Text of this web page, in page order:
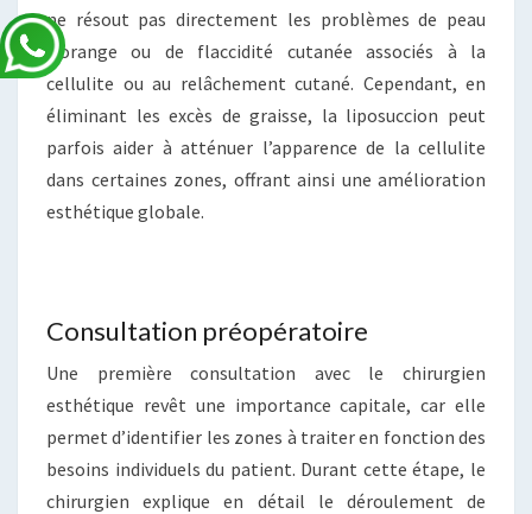
ne résout pas directement les problèmes de peau
d’orange ou de flaccidité cutanée associés à la
cellulite ou au relâchement cutané. Cependant, en
éliminant les excès de graisse, la liposuccion peut
parfois aider à atténuer l’apparence de la cellulite
dans certaines zones, offrant ainsi une amélioration
esthétique globale.
Consultation préopératoire
Une première consultation avec le chirurgien
esthétique revêt une importance capitale, car elle
permet d’identifier les zones à traiter en fonction des
besoins individuels du patient. Durant cette étape, le
chirurgien explique en détail le déroulement de